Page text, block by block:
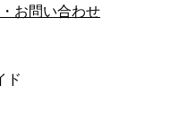
お問い合わせ
ド